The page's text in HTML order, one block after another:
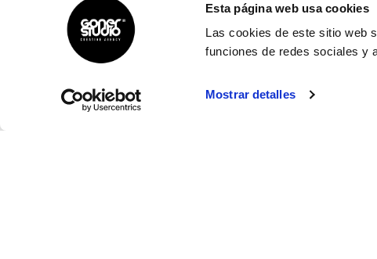
Esta página web usa cookies
Las cookies de este sitio web
funciones de redes sociales y
Mostrar detalles